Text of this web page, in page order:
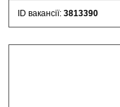
ID вакансії: 3813390